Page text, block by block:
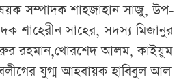
সম্পাদক শাহজাহান সাজু, উপ-
শাহেরীন সাহের, সদস্য মিজানুর
রহমান,খোরশেদ আলম, কাইয়ুম
যুগ্ম আহবায়ক হাবিবুল আল